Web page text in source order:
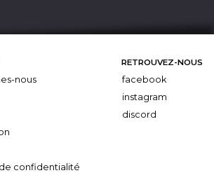
nous
confidentialité
RETROUVEZ-NOUS
facebook
instagram
discord